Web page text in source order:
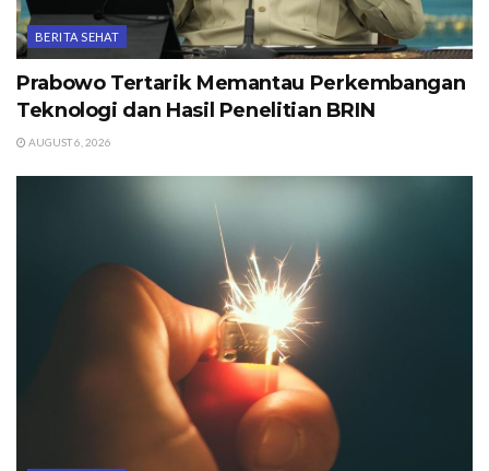
BERITA SEHAT
Prabowo Tertarik Memantau Perkembangan
Teknologi dan Hasil Penelitian BRIN
AUGUST 6, 2026